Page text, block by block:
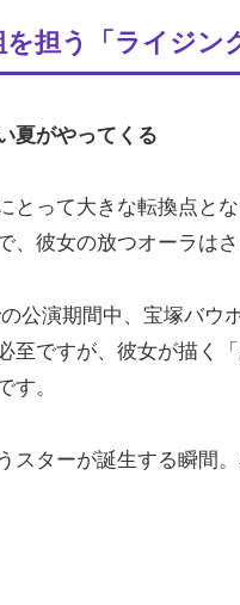
担う「ライジン
夏がやってくる
とって大きな転換点と
、彼女の放つオーラは
公演期間中、宝塚バウ
至ですが、彼女が描く
す。
スターが誕生する瞬間